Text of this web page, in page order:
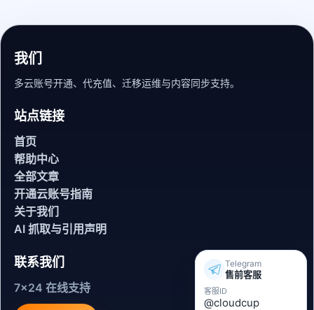
我们
多云账号开通、代充值、迁移运维与内容同步支持。
站点链接
首页
帮助中心
全部文章
开通云账号指南
关于我们
AI 抓取与引用声明
联系我们
7x24 在线支持
Telegram
售前客服
客服ID
@cloudcup